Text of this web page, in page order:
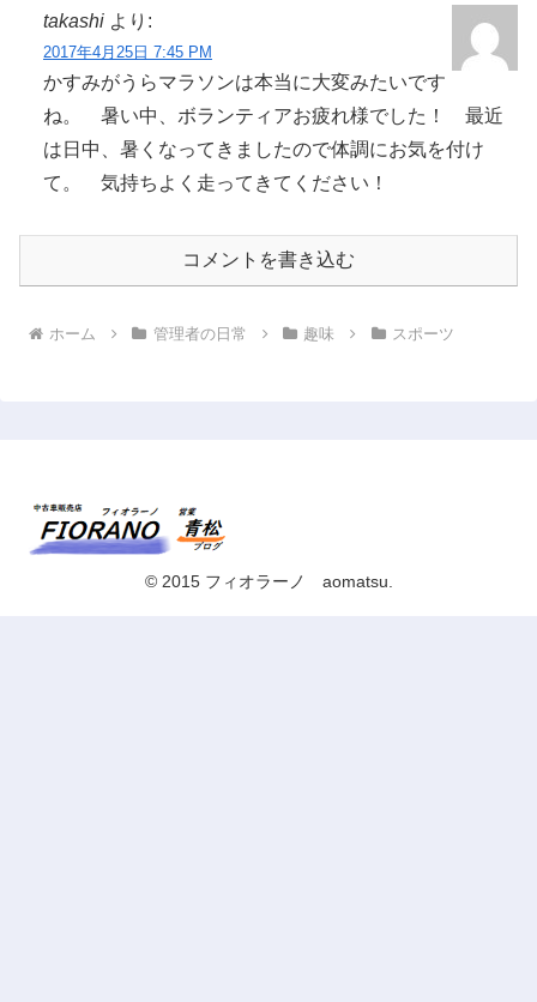
takashi より:
2017年4月25日 7:45 PM
かすみがうらマラソンは本当に大変みたいです
ね。 暑い中、ボランティアお疲れ様でした！ 最近
は日中、暑くなってきましたので体調にお気を付け
て。 気持ちよく走ってきてください！
コメントを書き込む
ホーム 管理者の日常 趣味 スポーツ
© 2015 フィオラーノ aomatsu.